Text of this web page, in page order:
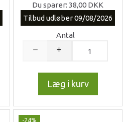
Du sparer: 38,00 DKK
Tilbud udløber 09/08/2026
Antal
Læg i kurv
-24%